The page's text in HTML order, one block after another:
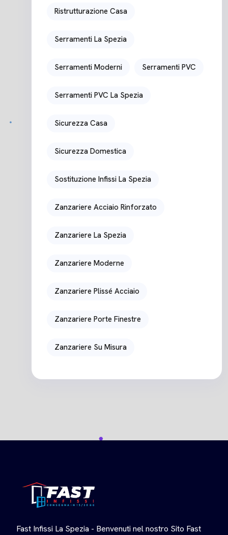
Ristrutturazione Casa
Serramenti La Spezia
Serramenti Moderni Serramenti PVC
Serramenti PVC La Spezia
Sicurezza Casa
Sicurezza Domestica
Sostituzione Infissi La Spezia
Zanzariere Acciaio Rinforzato
Zanzariere La Spezia
Zanzariere Moderne
Zanzariere Plissé Acciaio
Zanzariere Porte Finestre
Zanzariere Su Misura
Fast Infissi La Spezia - Benvenuti nel nostro Sito Fast